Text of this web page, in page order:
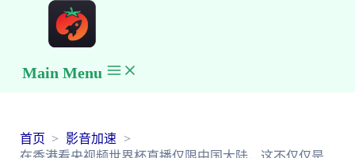
Main Menu
首页
影音加速